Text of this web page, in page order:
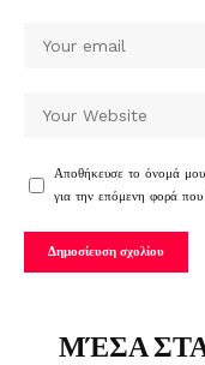
Αποθήκευσε το όνομά
για την επόμενη φορά
ΜΈΣΑ